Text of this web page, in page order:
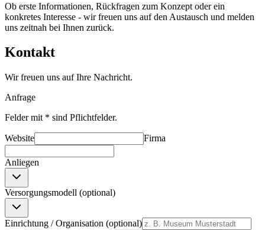
Ob erste Informationen, Rückfragen zum Konzept oder ein
konkretes Interesse - wir freuen uns auf den Austausch und melden
uns zeitnah bei Ihnen zurück.
Kontakt
Wir freuen uns auf Ihre Nachricht.
Anfrage
Felder mit * sind Pflichtfelder.
Website Firma
Anliegen
Versorgungsmodell (optional)
Einrichtung / Organisation (optional)